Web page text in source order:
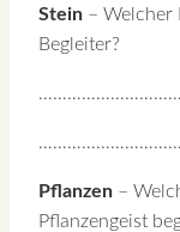
Stein – Welcher
Begleiter?
Pflanzen –
Pflanzengeist